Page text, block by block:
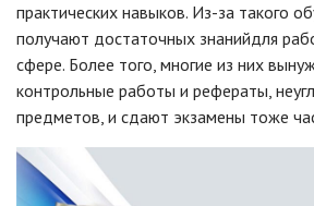
практических навыков. Из-за такого
получают достаточных знанийдля
сфере. Более того, многие из них
контрольные работы и рефераты,
предметов, и сдают экзамены тоже